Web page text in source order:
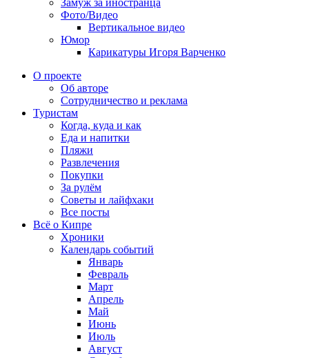
Замуж за иностранца
Фото/Видео
Вертикальное видео
Юмор
Карикатуры Игоря Варченко
О проекте
Об авторе
Сотрудничество и реклама
Туристам
Когда, куда и как
Еда и напитки
Пляжи
Развлечения
Покупки
За рулём
Советы и лайфхаки
Все посты
Всё о Кипре
Хроники
Календарь событий
Январь
Февраль
Март
Апрель
Май
Июнь
Июль
Август